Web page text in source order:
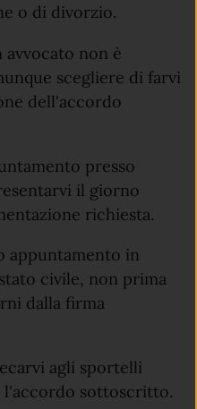
o di divorzio.
avvocato non è
scegliere di farvi
dell'accordo
presso
il giorno
richiesta.
appuntamento in
civile, non prima
dalla firma
agli sportelli
sottoscritto.